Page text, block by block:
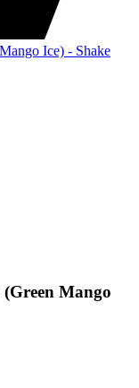
Ice) - Shake
Mango